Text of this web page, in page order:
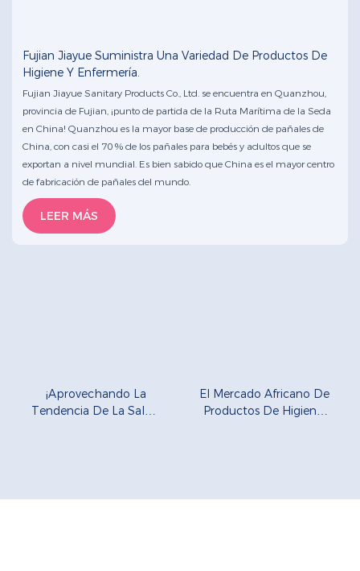
Fujian Jiayue Suministra Una Variedad De Productos De
Higiene Y Enfermería.
Fujian Jiayue Sanitary Products Co., Ltd. se encuentra en Quanzhou,
provincia de Fujian, ¡punto de partida de la Ruta Marítima de la Seda
en China! Quanzhou es la mayor base de producción de pañales de
China, con casi el 70 % de los pañales para bebés y adultos que se
exportan a nivel mundial. Es bien sabido que China es el mayor centro
de fabricación de pañales del mundo.
LEER MÁS
¡Aprovechando La
Tendencia De La Salud,
El Mercado Africano De
Productos De Higiene: